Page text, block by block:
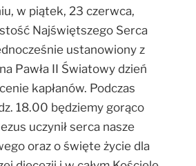
w piątek, 23 czerwca,
Najświętszego Serca
ustanowiony z
Pawła II Światowy dzień
kapłanów. Podczas
18.00 będziemy gorąco
uczynił serca nasze
oraz o święte życie dla